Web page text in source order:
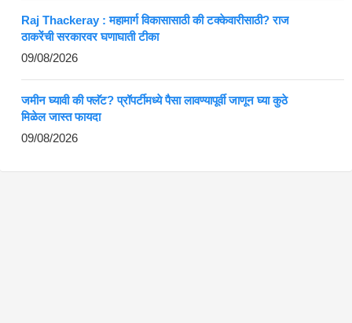
Raj Thackeray : महामार्ग विकासासाठी की टक्केवारीसाठी? राज
ठाकरेंची सरकारवर घणाघाती टीका
09/08/2026
जमीन घ्यावी की फ्लॅट? प्रॉपर्टीमध्ये पैसा लावण्यापूर्वी जाणून घ्या कुठे
मिळेल जास्त फायदा
09/08/2026